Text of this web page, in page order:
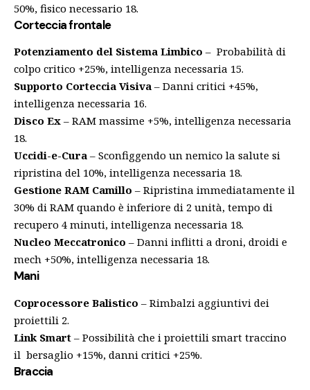
50%, fisico necessario 18.
Corteccia frontale
Potenziamento del Sistema Limbico – Probabilità di
colpo critico +25%, intelligenza necessaria 15.
Supporto Corteccia Visiva – Danni critici +45%,
intelligenza necessaria 16.
Disco Ex – RAM massime +5%, intelligenza necessaria
18.
Uccidi-e-Cura – Sconfiggendo un nemico la salute si
ripristina del 10%, intelligenza necessaria 18.
Gestione RAM Camillo – Ripristina immediatamente il
30% di RAM quando è inferiore di 2 unità, tempo di
recupero 4 minuti, intelligenza necessaria 18.
Nucleo Meccatronico – Danni inflitti a droni, droidi e
mech +50%, intelligenza necessaria 18.
Mani
Coprocessore Balistico – Rimbalzi aggiuntivi dei
proiettili 2.
Link Smart – Possibilità che i proiettili smart traccino
il bersaglio +15%, danni critici +25%.
Braccia